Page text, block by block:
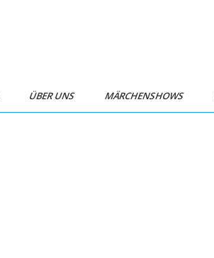
ÜBER UNS MÄRCHENSHOWS